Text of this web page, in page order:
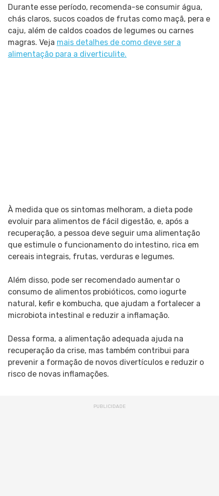
Durante esse período, recomenda-se consumir água,
chás claros, sucos coados de frutas como maçã, pera e
caju, além de caldos coados de legumes ou carnes
magras. Veja mais detalhes de como deve ser a
alimentação para a diverticulite.
À medida que os sintomas melhoram, a dieta pode
evoluir para alimentos de fácil digestão, e, após a
recuperação, a pessoa deve seguir uma alimentação
que estimule o funcionamento do intestino, rica em
cereais integrais, frutas, verduras e legumes.
Além disso, pode ser recomendado aumentar o
consumo de alimentos probióticos, como iogurte
natural, kefir e kombucha, que ajudam a fortalecer a
microbiota intestinal e reduzir a inflamação.
Dessa forma, a alimentação adequada ajuda na
recuperação da crise, mas também contribui para
prevenir a formação de novos divertículos e reduzir o
risco de novas inflamações.